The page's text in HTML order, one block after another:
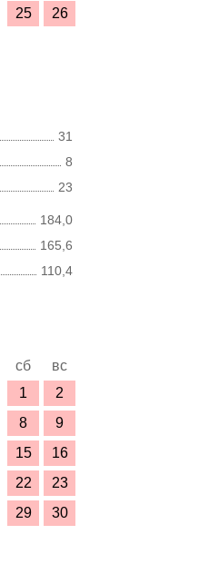
25
26
31
8
23
184,0
165,6
110,4
сб
вс
1
2
8
9
15
16
22
23
29
30